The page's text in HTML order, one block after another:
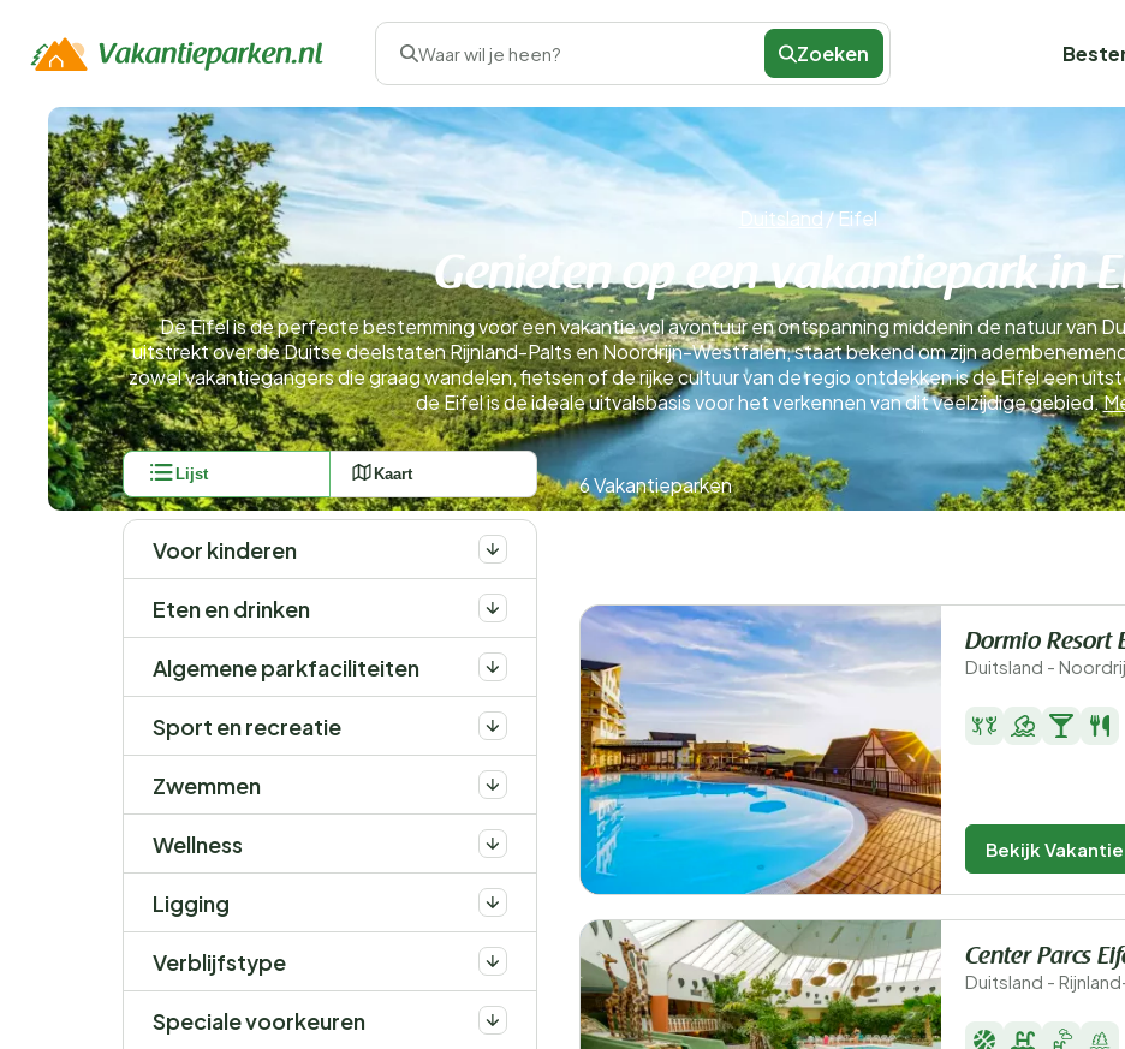
Waar wil je heen? Zoeken
Duitsland/Eifel
Genieten op een vakantiepark in
De Eifel is de perfecte bestemming voor een vakantie vol avontuur en ontspanning middenin de natuur van
uitstrekt over de Duitse deelstaten Rijnland-Palts en Noordrijn-Westfalen, staat bekend om zijn
zowel vakantiegangers die graag wandelen, fietsen of de rijke cultuur van de regio ontdekken is de Eifel een
de Eifel is de ideale uitvalsbasis voor het verkennen van dit veelzijdige gebied.
Lijst Kaart
Voor kinderen
Eten en drinken
Algemene parkfaciliteiten
Sport en recreatie
Zwemmen
Wellness
Ligging
Verblijfstype
Speciale voorkeuren
6 Vakantieparken
Dormio Resort
Duitsland -
Bekijk
Center Parcs
Duitsland -